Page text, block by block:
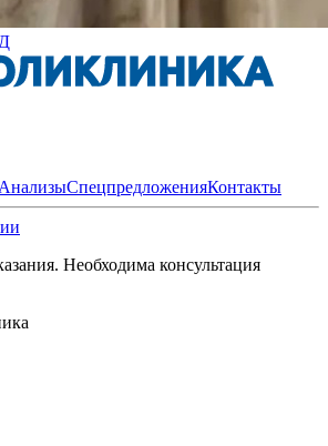
АнализыСпецпредложенияКонтакты
Необходима консультация